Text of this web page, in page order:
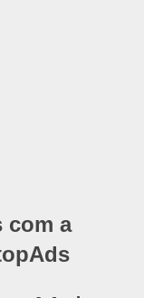
com a